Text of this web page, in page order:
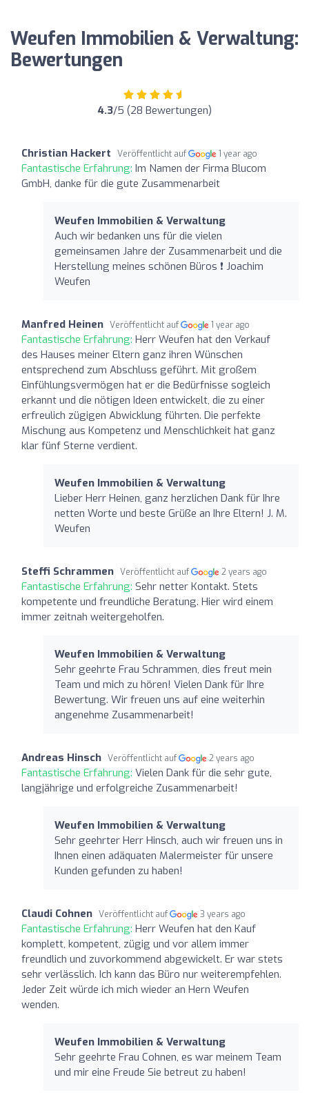
Weufen Immobilien & Verwaltung:
Bewertungen
4.3/5 (28 Bewertungen)
Christian Hackert Veröffentlicht auf 1 year ago
Fantastische Erfahrung: Im Namen der Firma Blucom
GmbH, danke für die gute Zusammenarbeit
Weufen Immobilien & Verwaltung
Auch wir bedanken uns für die vielen
gemeinsamen Jahre der Zusammenarbeit und die
Herstellung meines schönen Büros ❗️ Joachim
Weufen
Manfred Heinen Veröffentlicht auf 1 year ago
Fantastische Erfahrung: Herr Weufen hat den Verkauf
des Hauses meiner Eltern ganz ihren Wünschen
entsprechend zum Abschluss geführt. Mit großem
Einfühlungsvermögen hat er die Bedürfnisse sogleich
erkannt und die nötigen Ideen entwickelt, die zu einer
erfreulich zügigen Abwicklung führten. Die perfekte
Mischung aus Kompetenz und Menschlichkeit hat ganz
klar fünf Sterne verdient.
Weufen Immobilien & Verwaltung
Lieber Herr Heinen, ganz herzlichen Dank für Ihre
netten Worte und beste Grüße an Ihre Eltern! J. M.
Weufen
Steffi Schrammen Veröffentlicht auf 2 years ago
Fantastische Erfahrung: Sehr netter Kontakt. Stets
kompetente und freundliche Beratung. Hier wird einem
immer zeitnah weitergeholfen.
Weufen Immobilien & Verwaltung
Sehr geehrte Frau Schrammen, dies freut mein
Team und mich zu hören! Vielen Dank für Ihre
Bewertung. Wir freuen uns auf eine weiterhin
angenehme Zusammenarbeit!
Andreas Hinsch Veröffentlicht auf 2 years ago
Fantastische Erfahrung: Vielen Dank für die sehr gute,
langjährige und erfolgreiche Zusammenarbeit!
Weufen Immobilien & Verwaltung
Sehr geehrter Herr Hinsch, auch wir freuen uns in
Ihnen einen adäquaten Malermeister für unsere
Kunden gefunden zu haben!
Claudi Cohnen Veröffentlicht auf 3 years ago
Fantastische Erfahrung: Herr Weufen hat den Kauf
komplett, kompetent, zügig und vor allem immer
freundlich und zuvorkommend abgewickelt. Er war stets
sehr verlässlich. Ich kann das Büro nur weiterempfehlen.
Jeder Zeit würde ich mich wieder an Hern Weufen
wenden.
Weufen Immobilien & Verwaltung
Sehr geehrte Frau Cohnen, es war meinem Team
und mir eine Freude Sie betreut zu haben!